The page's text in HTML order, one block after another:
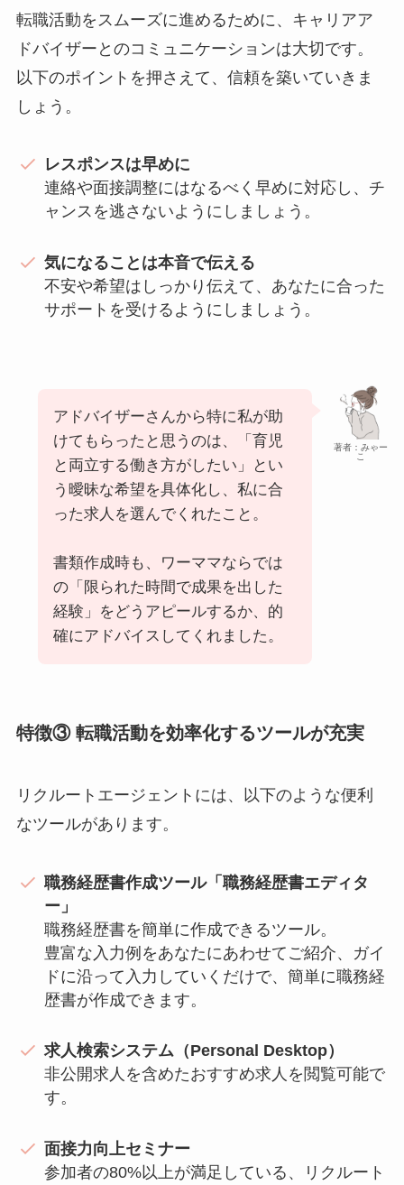
転職活動をスムーズに進めるために、キャリアア
ドバイザーとのコミュニケーションは大切です。
以下のポイントを押さえて、信頼を築いていきま
しょう。
レスポンスは早めに
連絡や面接調整にはなるべく早めに対応し、チ
ャンスを逃さないようにしましょう。
気になることは本音で伝える
不安や希望はしっかり伝えて、あなたに合った
サポートを受けるようにしましょう。
著者：みゃー
こ
アドバイザーさんから特に私が助
けてもらったと思うのは、「育児
と両立する働き方がしたい」とい
う曖昧な希望を具体化し、私に合
った求人を選んでくれたこと。
書類作成時も、ワーママならでは
の「限られた時間で成果を出した
経験」をどうアピールするか、的
確にアドバイスしてくれました。
特徴③ 転職活動を効率化するツールが充実
リクルートエージェントには、以下のような便利
なツールがあります。
職務経歴書作成ツール「職務経歴書エディタ
ー」
職務経歴書を簡単に作成できるツール。
豊富な入力例をあなたにあわせてご紹介、ガイ
ドに沿って入力していくだけで、簡単に職務経
歴書が作成できます。
求人検索システム（Personal Desktop）
非公開求人を含めたおすすめ求人を閲覧可能で
す。
面接力向上セミナー
参加者の80%以上が満足している、リクルート